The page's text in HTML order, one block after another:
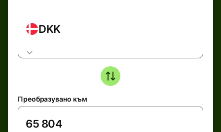
DKK
Преобразувано към